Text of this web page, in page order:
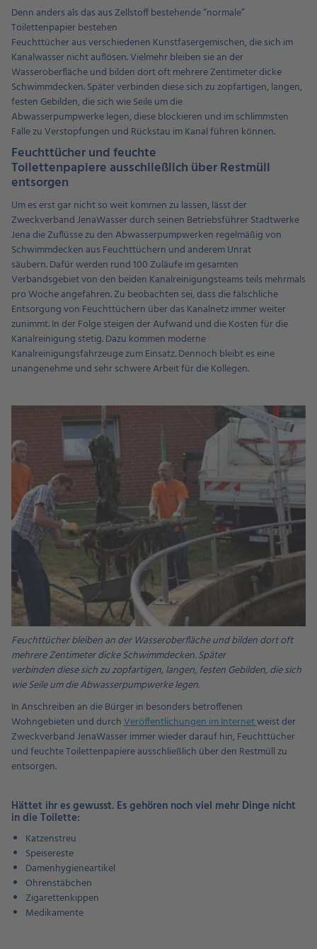
Denn anders als das aus Zellstoff bestehende “normale”
Toilettenpapier bestehen
Feuchttücher aus verschiedenen Kunstfasergemischen, die sich im
Kanalwasser nicht auflösen. Vielmehr bleiben sie an der
Wasseroberfläche und bilden dort oft mehrere Zentimeter dicke
Schwimmdecken. Später verbinden diese sich zu zopfartigen, langen,
festen Gebilden, die sich wie Seile um die
Abwasserpumpwerke legen, diese blockieren und im schlimmsten
Falle zu Verstopfungen und Rückstau im Kanal führen können.
Feuchttücher und feuchte
Toilettenpapiere ausschließlich über Restmüll
entsorgen
Um es erst gar nicht so weit kommen zu lassen, lässt der
Zweckverband JenaWasser durch seinen Betriebsführer Stadtwerke
Jena die Zuflüsse zu den Abwasserpumpwerken regelmäßig von
Schwimmdecken aus Feuchttüchern und anderem Unrat
säubern. Dafür werden rund 100 Zuläufe im gesamten
Verbandsgebiet von den beiden Kanalreinigungsteams teils mehrmals
pro Woche angefahren. Zu beobachten sei, dass die fälschliche
Entsorgung von Feuchttüchern über das Kanalnetz immer weiter
zunimmt. In der Folge steigen der Aufwand und die Kosten für die
Kanalreinigung stetig. Dazu kommen moderne
Kanalreinigungsfahrzeuge zum Einsatz. Dennoch bleibt es eine
unangenehme und sehr schwere Arbeit für die Kollegen.
Feuchttücher bleiben an der Wasseroberfläche und bilden dort oft
mehrere Zentimeter dicke Schwimmdecken. Später
verbinden diese sich zu zopfartigen, langen, festen Gebilden, die sich
wie Seile um die Abwasserpumpwerke legen.
In Anschreiben an die Bürger in besonders betroffenen
Wohngebieten und durchVeröffentlichungen im Internetweist der
Zweckverband JenaWasser immer wieder darauf hin, Feuchttücher
und feuchte Toilettenpapiere ausschließlich über den Restmüll zu
entsorgen.
Hättet ihr es gewusst. Es gehören noch viel mehr Dinge nicht
in die Toilette:
Katzenstreu
Speisereste
Damenhygieneartikel
Ohrenstäbchen
Zigarettenkippen
Medikamente